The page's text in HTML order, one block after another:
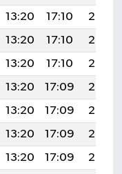
13:20 17:10
20:28
13:20 17:10
20:28
13:20 17:10
20:27
13:20 17:09
20:26
13:20 17:09
20:25
13:20 17:09
20:24
13:20 17:09 20:23